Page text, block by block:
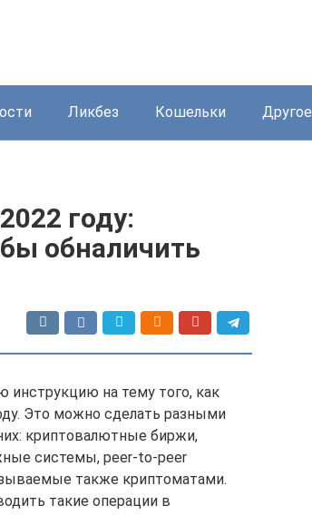
Ликбез Кошельки Другое
году:
обналичить
инструкцию на тему того, как
Это можно сделать разными
криптовалютные биржи,
системы, peer-to-peer
также криптоматами.
такие операции в